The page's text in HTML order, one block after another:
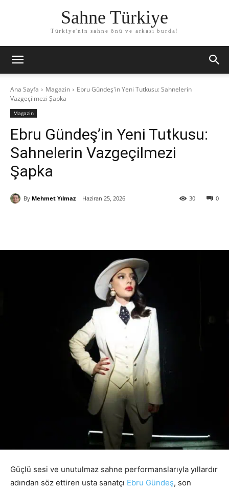
Sahne Türkiye
Türkiye'nin sahne önü ve arkası burda!
Ana Sayfa Magazin
Ebru Gündeş'in Yeni Tutkusu: Sahnelerin
Vazgeçilmezi Şapka
Magazin
Ebru Gündeş’in Yeni Tutkusu:
Sahnelerin Vazgeçilmezi
Şapka
By Mehmet Yılmaz Haziran 25, 2026 0
30
Güçlü sesi ve unutulmaz sahne performanslarıyla yıllardır
adından söz ettiren usta sanatçı Ebru Gündeş, son